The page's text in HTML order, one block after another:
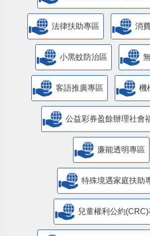
法律扶助專區 消
小黑蚊防治區
客語推廣專區 機
公益彩券盈餘辦理社會
廉能透明專區
特殊境遇家庭扶助
兒童權利公約(CRC)